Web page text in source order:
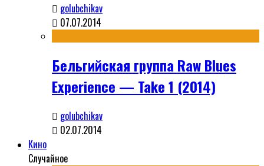
golubchikav
07.07.2014
Бельгийская группа Raw Blues
Experience — Take 1 (2014)
golubchikav
02.07.2014
Кино
Случайное